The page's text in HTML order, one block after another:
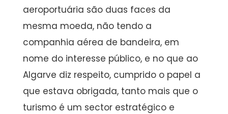
aeroportuária são duas faces da
mesma moeda, não tendo a
companhia aérea de bandeira, em
nome do interesse público, e no que ao
Algarve diz respeito, cumprido o papel a
que estava obrigada, tanto mais que o
turismo é um sector estratégico e